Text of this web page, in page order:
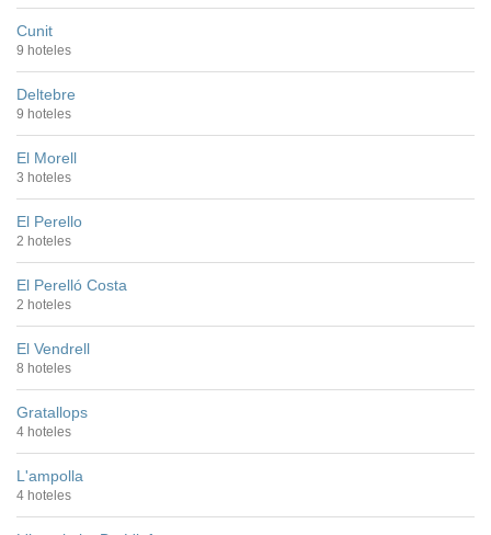
Cunit
9 hoteles
Deltebre
9 hoteles
El Morell
3 hoteles
El Perello
2 hoteles
El Perelló Costa
2 hoteles
El Vendrell
8 hoteles
Gratallops
4 hoteles
L'ampolla
4 hoteles